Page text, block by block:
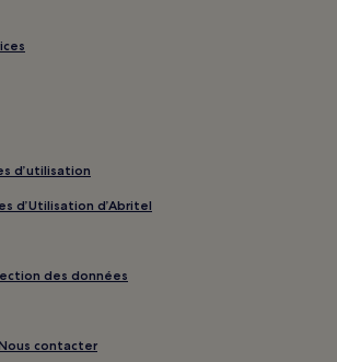
d’utilisation
d’Utilisation d’Abritel
des données
contacter